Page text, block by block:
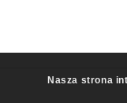
Nasza strona